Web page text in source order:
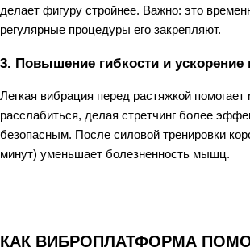
делает фигуру стройнее. Важно: это
регулярные процедуры его закрепляют.
3. Повышение гибкости и ускорение
Легкая вибрация перед растяжкой
расслабиться, делая стретчинг более
безопасным. После силовой тренировки
минут) уменьшает болезненность мышц.
КАК ВИБРОПЛАТФОРМА